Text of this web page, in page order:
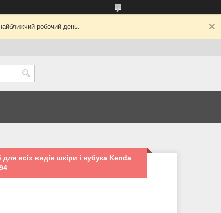
робочий день.
всіх видів шкіри і нубука Kenda